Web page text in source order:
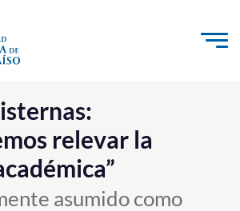
al contenido
e Innovación
Medio
relevar la
asumido como